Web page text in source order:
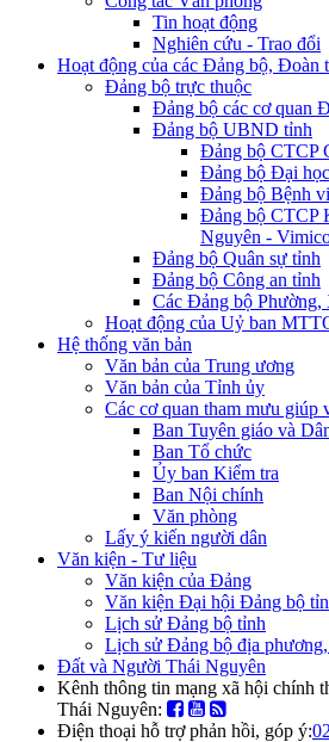
Tin hoạt động
Nghiên cứu - Trao đổi
Hoạt động của các Đảng bộ, Đoàn
Đảng bộ trực thuộc
Đảng bộ các cơ quan
Đảng bộ UBND tỉnh
Đảng bộ CTCP
Đảng bộ Đại
Đảng bộ Bệnh
Đảng bộ CTCP
Nguyên -
Đảng bộ Quân sự tỉnh
Đảng bộ Công an tỉnh
Các Đảng bộ Phường,
Hoạt động của Uỷ ban
Hệ thống văn bản
Văn bản của Trung ương
Văn bản của Tỉnh ủy
Các cơ quan tham mưu giúp
Ban Tuyên giáo và
Ban Tổ chức
Ủy ban Kiểm tra
Ban Nội chính
Văn phòng
Lấy ý kiến người dân
Văn kiện - Tư liệu
Văn kiện của Đảng
Văn kiện Đại hội Đảng bộ
Lịch sử Đảng bộ tỉnh
Lịch sử Đảng bộ địa
Đất và Người Thái Nguyên
Kênh thông tin mạng xã hội chính
Thái Nguyên:
Điện thoại hỗ trợ phản hồi, góp ý: